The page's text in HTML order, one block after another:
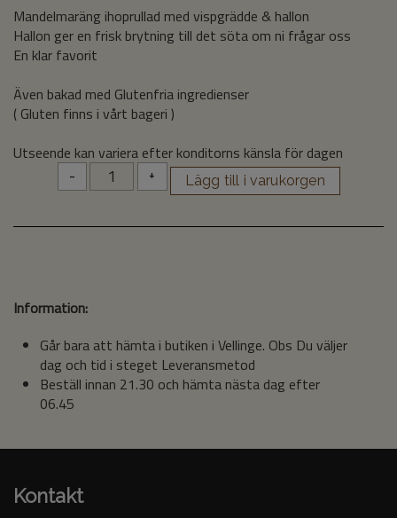
Mandelmaräng ihoprullad med vispgrädde & hallon
Hallon ger en frisk brytning till det söta om ni frågar oss
En klar favorit
Även bakad med Glutenfria ingredienser
( Gluten finns i vårt bageri )
Utseende kan variera efter konditorns känsla för dagen
- +
Information:
Går bara att hämta i butiken i Vellinge. Obs Du väljer
dag och tid i steget Leveransmetod
Beställ innan 21.30 och hämta nästa dag efter
06.45
Kontakt